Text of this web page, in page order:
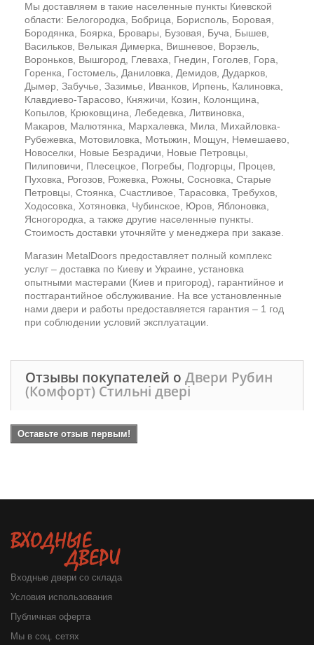
Мы доставляем в такие населенные пункты Киевской
области: Белогородка, Бобрица, Борисполь, Боровая,
Бородянка, Боярка, Бровары, Бузовая, Буча, Бышев,
Васильков, Велыкая Димерка, Вишневое, Ворзель,
Вороньков, Вышгород, Глеваха, Гнедин, Гоголев, Гора,
Горенка, Гостомель, Даниловка, Демидов, Дударков,
Дымер, Забучье, Зазимье, Иванков, Ирпень, Калиновка,
Клавдиево-Тарасово, Княжичи, Козин, Колонщина,
Копылов, Крюковщина, Лебедевка, Литвиновка,
Макаров, Малютянка, Мархалевка, Мила, Михайловка-
Рубежевка, Мотовиловка, Мотыжин, Мощун, Немешаево,
Новоселки, Новые Безрадичи, Новые Петровцы,
Пилиповичи, Плесецкое, Погребы, Подгорцы, Процев,
Пуховка, Рогозов, Рожевка, Рожны, Сосновка, Старые
Петровцы, Стоянка, Счастливое, Тарасовка, Требухов,
Ходосовка, Хотяновка, Чубинское, Юров, Яблоновка,
Ясногородка, а также другие населенные пункты.
Стоимость доставки уточняйте у менеджера при заказе.
Магазин MetalDoors предоставляет полный комплекс
услуг – доставка по Киеву и Украине, установка
опытными мастерами (Киев и пригород), гарантийное и
постгарантийное обслуживание. На все установленные
нами двери и работы предоставляется гарантия – 1 год
при соблюдении условий эксплуатации.
Отзывы покупателей о Двери Рубин
(Комфорт) Стильні двері
Оставьте отзыв первым!
Входные двери со склада
Условия использования
Публичная оферта
Мы в соц. сетях